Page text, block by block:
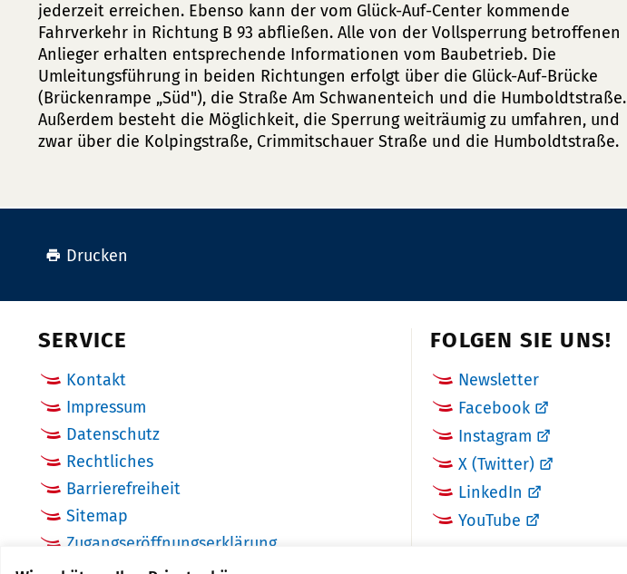
jederzeit erreichen. Ebenso kann der vom Glück-Auf-Center kommende
Fahrverkehr in Richtung B 93 abfließen. Alle von der Vollsperrung betroffenen
Anlieger erhalten entsprechende Informationen vom Baubetrieb. Die
Umleitungsführung in beiden Richtungen erfolgt über die Glück-Auf-Brücke
(Brückenrampe „Süd"), die Straße Am Schwanenteich und die Humboldtstraße.
Außerdem besteht die Möglichkeit, die Sperrung weiträumig zu umfahren, und
zwar über die Kolpingstraße, Crimmitschauer Straße und die Humboldtstraße.
Drucken
SERVICE
Kontakt
Impressum
Datenschutz
Rechtliches
Barrierefreiheit
Sitemap
Zugangseröffnungserklärung
FOLGEN SIE UNS!
Newsletter
Facebook
Instagram
X (Twitter)
LinkedIn
YouTube